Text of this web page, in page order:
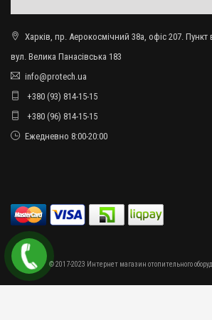
Харків, пр. Аерокосмічний 38а, офіс 207. Пункт
вул. Велика Панасівська 183
info@protech.ua
+380 (93) 814-15-15
+380 (96) 814-15-15
Ежедневно 8:00-20:00
© 2017-2023 Интернет магазин отопительного